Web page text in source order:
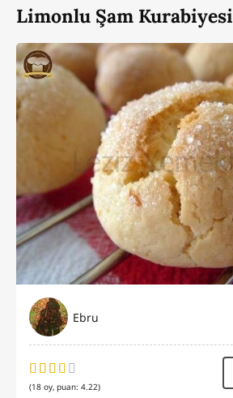
Limonlu Şam Kurabiyesi
Ebru
(18 oy, puan: 4.22)